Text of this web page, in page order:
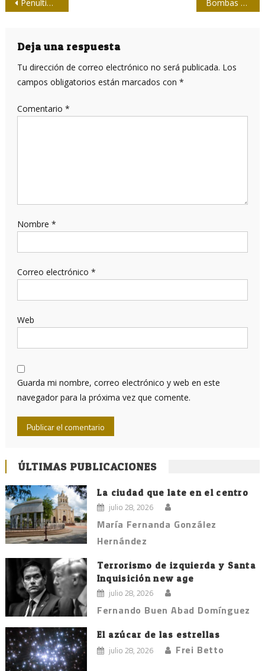
entradas
Penultimátum Bombas de racimo: el crimen prolongado
Deja una respuesta
Tu dirección de correo electrónico no será publicada. Los
campos obligatorios están marcados con *
Comentario *
Nombre *
Correo electrónico *
Web
Guarda mi nombre, correo electrónico y web en este
navegador para la próxima vez que comente.
ÚLTIMAS PUBLICACIONES
La ciudad que late en el centro
julio 28, 2026
María Fernanda González
Hernández
Terrorismo de izquierda y Santa
Inquisición new age
julio 28, 2026
Fernando Buen Abad Domínguez
El azúcar de las estrellas
julio 28, 2026 Frei Betto